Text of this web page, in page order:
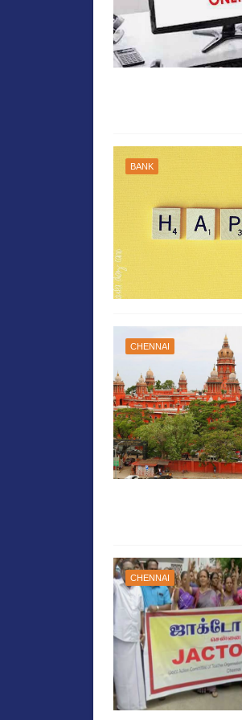
BANK
CHENNAI
CHENNAI